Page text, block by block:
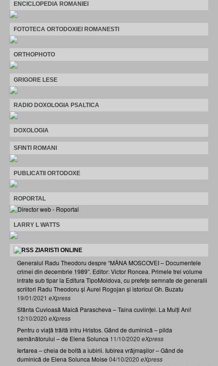
ENCICLOPEDIA ROMANIEI
FOTOTECA ORTODOXIEI ROMANESTI
ORTHOPHOTO
GRIGORE LESE
RADIO DOXOLOGIA PSALTICA
DOXOLOGIA
SFINTI ROMANI
PUBLICATII ORTODOXE
ROPORTAL
LARRY L WATTS
ZIARISTI ONLINE
Generalul Radu Theodoru despre “MÂNA MOSCOVEI – Documentele
crimei din decembrie 1989”. Editor: Victor Roncea. Primele trei volume
intrate sub tipar la Editura TipoMoldova, cu prefețe semnate de generalii
scriitori Radu Theodoru și Aurel Rogojan și istoricul Gh. Buzatu
19/01/2021 eXpress
Sfânta Cuvioasă Maică Parascheva – Taina cuviinței. La Mulți Ani!
12/10/2020 eXpress
Pentru o viață trăită întru Hristos. Gând de duminică – pilda
semănătorului – de Elena Solunca 11/10/2020 eXpress
Iertarea – cheia de boltă a iubirii. Iubirea vrăjmașilor – Gând de
duminică de Elena Solunca Moise 04/10/2020 eXpress